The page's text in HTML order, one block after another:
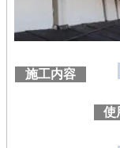
施工内容
使